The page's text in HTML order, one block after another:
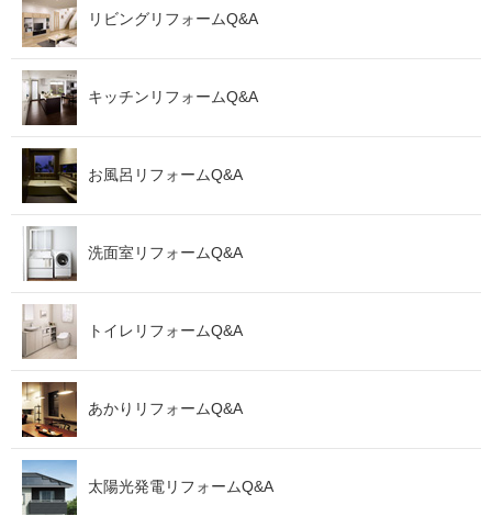
リビングリフォームQ&A
キッチンリフォームQ&A
お風呂リフォームQ&A
洗面室リフォームQ&A
トイレリフォームQ&A
あかりリフォームQ&A
太陽光発電リフォームQ&A